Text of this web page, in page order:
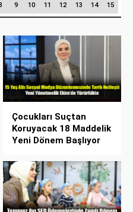
9 10 11 12 13 14 15
Çocukları Suçtan
Koruyacak 18 Maddelik
Yeni Dönem Başlıyor